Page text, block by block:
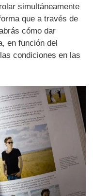
simultáneamente
que a través de
cómo dar
en función del
condiciones en las